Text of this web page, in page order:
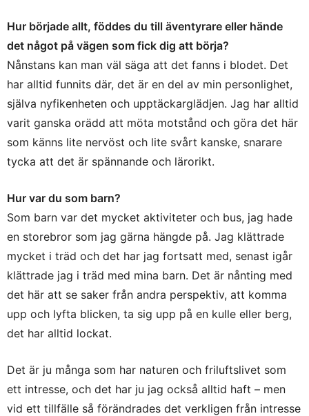
Hur började allt, föddes du till äventyrare eller hände
det något på vägen som fick dig att börja?
Nånstans kan man väl säga att det fanns i blodet. Det
har alltid funnits där, det är en del av min personlighet,
själva nyfikenheten och upptäckarglädjen. Jag har alltid
varit ganska orädd att möta motstånd och göra det här
som känns lite nervöst och lite svårt kanske, snarare
tycka att det är spännande och lärorikt.
Hur var du som barn?
Som barn var det mycket aktiviteter och bus, jag hade
en storebror som jag gärna hängde på. Jag klättrade
mycket i träd och det har jag fortsatt med, senast igår
klättrade jag i träd med mina barn. Det är nånting med
det här att se saker från andra perspektiv, att komma
upp och lyfta blicken, ta sig upp på en kulle eller berg,
det har alltid lockat.
Det är ju många som har naturen och friluftslivet som
ett intresse, och det har ju jag också alltid haft – men
vid ett tillfälle så förändrades det verkligen från intresse